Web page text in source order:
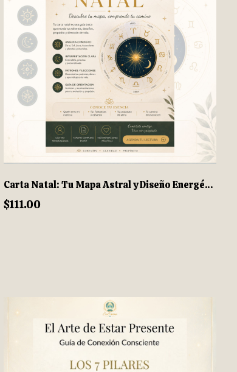
Carta Natal: Tu Mapa Astral y Diseño Energético
$111.00